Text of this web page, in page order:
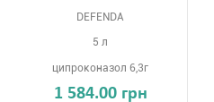
DEFENDA
5 л
ципроконазол 6,3г
1 584.00 грн